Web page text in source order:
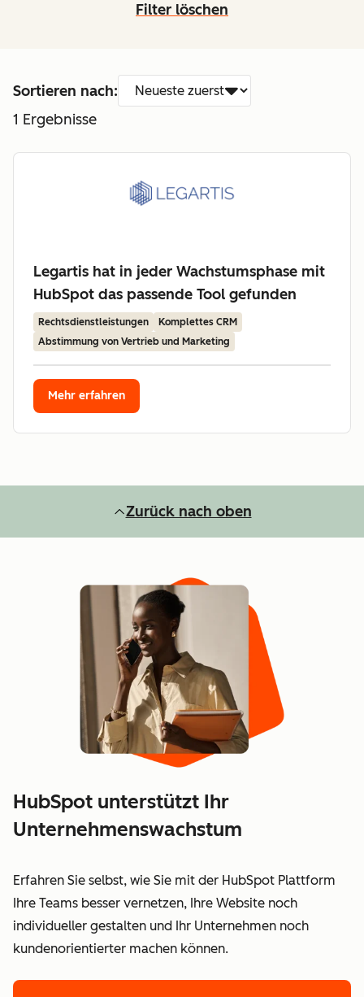
Filter löschen
Sortieren nach:
1 Ergebnisse
Legartis hat in jeder Wachstumsphase mit
HubSpot das passende Tool gefunden
Rechtsdienstleistungen
Komplettes CRM
Abstimmung von Vertrieb und Marketing
Mehr erfahren
Zurück nach oben
HubSpot unterstützt Ihr
Unternehmenswachstum
Erfahren Sie selbst, wie Sie mit der HubSpot Plattform
Ihre Teams besser vernetzen, Ihre Website noch
individueller gestalten und Ihr Unternehmen noch
kundenorientierter machen können.